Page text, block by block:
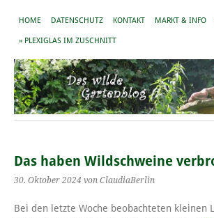
HOME DATENSCHUTZ KONTAKT MARKT & INFO
» PLEXIGLAS IM ZUSCHNITT
Das haben Wildschweine
30. Oktober 2024 von ClaudiaBerlin
Bei den letzte Woche beobachteten kleinen